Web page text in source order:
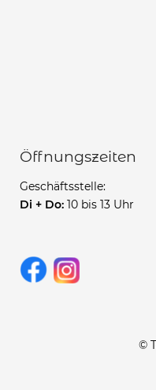
Öffnungszeiten
Geschäftsstelle:
Di + Do: 10 bis 13 Uhr
©